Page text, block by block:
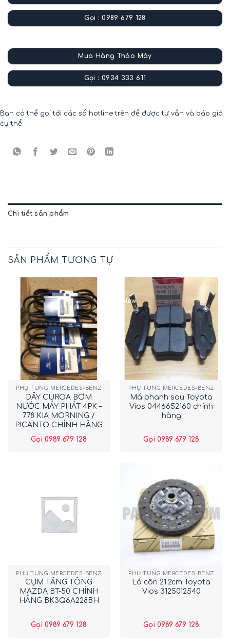
Gọi : 0989 679 128
Mua Hàng Tháo Máy
Gọi : 0934 333 611
Bạn có thể gọi tới các số hotline trên để được tư vấn và báo giá
cụ thể
Chi tiết sản phẩm
SẢN PHẨM TƯƠNG TỰ
PHỤ TÙNG MERCEDES-BENZ
DÂY CUROA BƠM
NƯỚC MÁY PHÁT 4PK –
778 KIA MORNING /
PICANTO CHÍNH HÃNG
Gọi 0989 679 128
New
PHỤ TÙNG MERCEDES-BENZ
Má phanh sau Toyota
Vios 0446652160 chính
hãng
Gọi 0989 679 128
PHỤ TÙNG MERCEDES-BENZ
CỤM TĂNG TỔNG
MAZDA BT-50 CHÍNH
HÃNG BK3Q6A228BH
Gọi 0989 679 128
PHỤ TÙNG MERCEDES-BENZ
Lá côn 21.2cm Toyota
Vios 3125012540
Gọi 0989 679 128